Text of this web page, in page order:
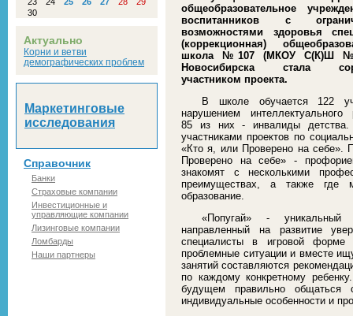
30
Актуально
Корни и ветви
демографических проблем
Маркетинговые
исследования
Справочник
Банки
Страховые компании
Инвестиционные и
управляющие компании
Лизинговые компании
Ломбарды
Наши партнеры
общеобразовательное
воспитанников с
возможностями здоровья
(коррекционная)
школа №107 (МКОУ С(К)Ш
Новосибирска стала
участником проекта.
В школе обучается 122
нарушением интеллектуального
85 из них - инвалиды
участниками проектов по
«Кто я, или Проверено на себе».
Проверено на себе» -
знакомят с несколькими
преимуществах, а также где
образование.
«Попугай» - уникальный
направленный на развитие
специалисты в игровой
проблемные ситуации и вместе
занятий составляются
по каждому конкретному
будущем правильно
индивидуальные особенности и